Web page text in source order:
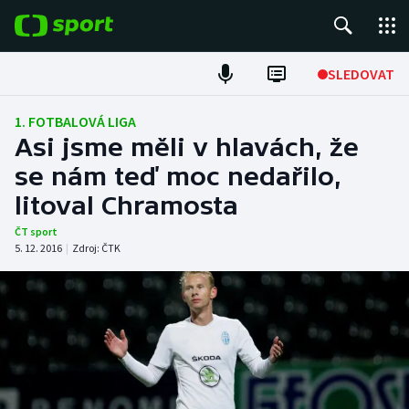
SLEDOVAT
Fotbal
Hokej
Tenis
Atletika
Cyklistika
DALŠÍ SPORTY
Americký fotbal
NEPŘEHLÉDNĚTE
1. FOTBALOVÁ LIGA
Asi jsme měli v hlavách, že
se nám teď moc nedařilo,
litoval Chramosta
ČT sport
5. 12. 2016 | Zdroj: ČTK